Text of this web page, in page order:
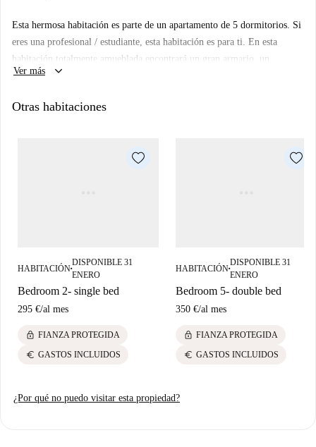
Esta hermosa habitación es parte de un apartamento de 5 dormitorios. Si
eres una profesional / estudiante, esta habitación es para ti. En esta
habitación totalmente amueblada encontrará un gran armario, un
escritorio y una cómoda cama doble. Esta habitación se beneficia de una
vivir.
completos y una cocina equipada con todos los electrodomésticos
modernos, incluyendo una máquina de café y una lavadora y una
Ver más keyboard_arrow_down
Otras habitaciones
HABITACIÓN■
DISPONIBLE 31
ENERO
Bedroom 2- single bed
295 €/al mes
lock FIANZA PROTEGIDA
euro GASTOS INCLUIDOS
HABITACIÓN■
DISPONIBLE 31
ENERO
Bedroom 5- double bed
350 €/al mes
lock FIANZA PROTEGIDA
euro GASTOS INCLUIDOS
¿Por qué no puedo visitar esta propiedad?